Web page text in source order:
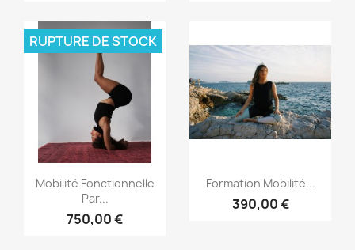
Aperçu rapide
Mobilité Fonctionnelle
Par...
750,00 €
RUPTURE DE STOCK
Aperçu rapide
Formation Mobilité...
390,00 €